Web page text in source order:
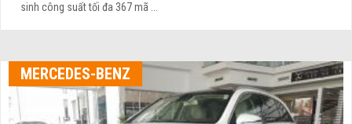
sinh công suất tối đa 367 mã ...
MERCEDES-BENZ